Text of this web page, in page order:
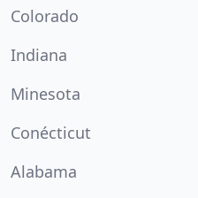
Colorado
Indiana
Minesota
Conécticut
Alabama